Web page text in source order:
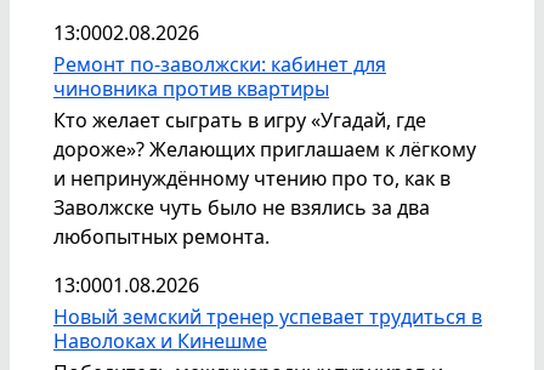
13:0002.08.2026
Ремонт по-заволжски: кабинет для
чиновника против квартиры
Кто желает сыграть в игру «Угадай, где
дороже»? Желающих приглашаем к лёгкому
и непринуждённому чтению про то, как в
Заволжске чуть было не взялись за два
любопытных ремонта.
13:0001.08.2026
Новый земский тренер успевает трудиться в
Наволоках и Кинешме